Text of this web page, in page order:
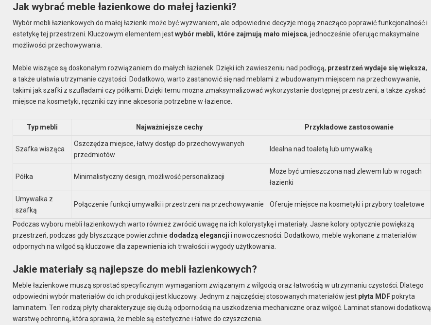
Jak wybrać meble łazienkowe do małej łazienki?
Wybór mebli łazienkowych do małej łazienki może być wyzwaniem, ale odpowiednie decyzje mogą znacząco poprawić funkcjonalność i
estetykę tej przestrzeni. Kluczowym elementem jestwybór mebli, które zajmują mało miejsca, jednocześnie oferując maksymalne
możliwości przechowywania.
Meble wiszące są doskonałym rozwiązaniem do małych łazienek. Dzięki ich zawieszeniu nad podłogą, przestrzeń wydaje się większa,
a także ułatwia utrzymanie czystości. Dodatkowo, warto zastanowić się nad meblami z wbudowanym miejscem na przechowywanie,
takimi jak szafki z szufladami czy półkami. Dzięki temu można zmaksymalizować wykorzystanie dostępnej przestrzeni, a także zyskać
miejsce na kosmetyki, ręczniki czy inne akcesoria potrzebne w łazience.
Typ mebli Najważniejsze cechy Przykładowe zastosowanie
Szafka wisząca
Oszczędza miejsce, łatwy dostęp do przechowywanych
przedmiotów
Idealna nad toaletą lub umywalką
Półka Minimalistyczny design, możliwość personalizacji
Może być umieszczona nad zlewem lub w rogach
łazienki
Umywalka z
szafką
Połączenie funkcji umywalki i przestrzeni na przechowywanie Oferuje miejsce na kosmetyki i przybory toaletowe
Podczas wyboru mebli łazienkowych warto również zwrócić uwagę na ich kolorystykę i materiały. Jasne kolory optycznie powiększą
przestrzeń, podczas gdy błyszczące powierzchnie dodadzą elegancji i nowoczesności. Dodatkowo, meble wykonane z materiałów
odpornych na wilgoć są kluczowe dla zapewnienia ich trwałości i wygody użytkowania.
Jakie materiały są najlepsze do mebli łazienkowych?
Meble łazienkowe muszą sprostać specyficznym wymaganiom związanym z wilgocią oraz łatwością w utrzymaniu czystości. Dlatego
odpowiedni wybór materiałów do ich produkcji jest kluczowy. Jednym z najczęściej stosowanych materiałów jest płyta MDFpokryta
laminatem. Ten rodzaj płyty charakteryzuje się dużą odpornością na uszkodzenia mechaniczne oraz wilgoć. Laminat stanowi dodatkową
warstwę ochronną, która sprawia, że meble są estetyczne i łatwe do czyszczenia.